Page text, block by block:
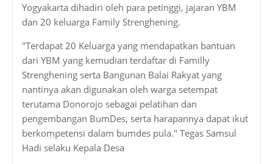
Yogyakarta dihadiri oleh para petinggi, jajaran YBM
dan 20 keluarga Family Strenghening.
"Terdapat 20 Keluarga yang mendapatkan bantuan
dari YBM yang kemudian terdaftar di Familly
Strenghening serta Bangunan Balai Rakyat yang
nantinya akan digunakan oleh warga setempat
terutama Donorojo sebagai pelatihan dan
pengembangan BumDes, serta harapannya dapat ikut
berkompetensi dalam bumdes pula." Tegas Samsul
Hadi selaku Kepala Desa